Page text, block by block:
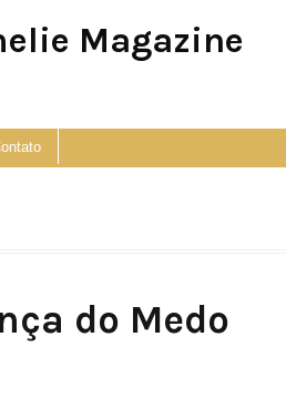
Magazine
do Medo